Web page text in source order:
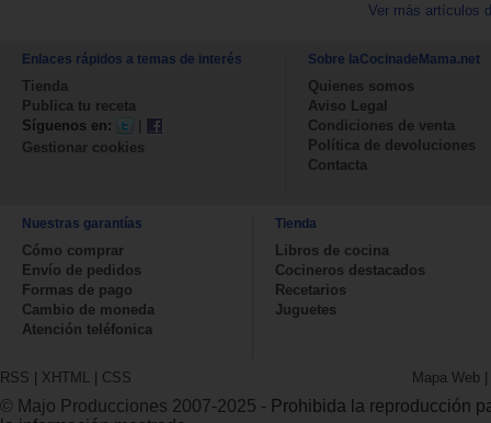
Ver más artículos
Enlaces rápidos a temas de interés
Tienda
Publica tu receta
Síguenos en:
Gestionar cookies
Sobre laCocinadeMama.net
Quienes somos
Aviso Legal
Condiciones de venta
Política de devoluciones
Contacta
Nuestras garantías
Cómo comprar
Envío de pedidos
Formas de pago
Cambio de moneda
Atención teléfonica
Tienda
Libros de cocina
Cocineros destacados
Recetarios
Juguetes
RSS XHTML CSS Mapa Web
© Majo Producciones 2007-2025 - Prohibida la reproducción